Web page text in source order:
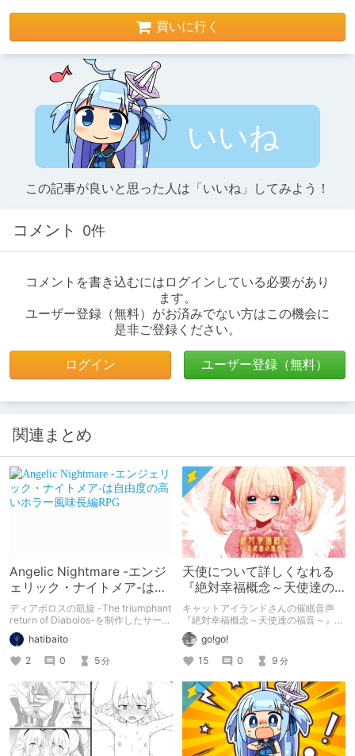
買いに行く
いいね
この記事が良いと思った人は「いいね」してみよう！
コメント 0件
コメントを書き込むにはログインしている必要があり
ます。
ユーザー登録（無料）がお済みでない方はこの機会に
是非ご登録ください。
ログイン ユーザー登録（無料）
関連まとめ
Angelic Nightmare -エンジ
ェリック・ナイトメア-は自
由度の高いホラー風味長編
RPG
ディアボロスの凱旋 -The triumphant
return of Diabolos-を制作したサーク
ル「ルピナスの蕾」さんの新作RPG。
ツクールMZ製。
hatibaito
2
0 5分
天使について詳しくなれる
『絶対幸福概念～天使達の
福音～』レビュー
キャットアイランドさんの催眠音声
『絶対幸福概念～天使達の福音～』を
よりいっそう楽しむために、キリスト
教における天使の役割などについて解
説しながら、当作品のレビューをした
記事です。読むと天使について詳しく
なれます。
go!go!
15
0 9 分